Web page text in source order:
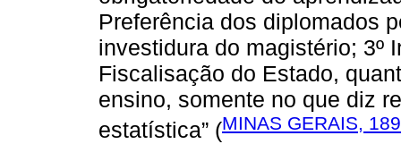
Preferência dos diplomados
investidura do magistério; 3º
Fiscalisação do Estado,
ensino, somente no que diz
estatística” (MINAS GERAIS,